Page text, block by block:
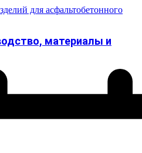
материалы и